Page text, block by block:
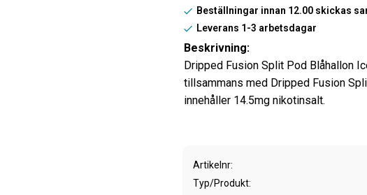
Beställningar innan 12.00 skickas
Leverans 1-3 arbetsdagar
Artikelnr
Typ/Produkt
Beskrivning:
Dripped Fusion Split Pod Blåhallon
tillsammans med Dripped Fusion
innehåller 14.5mg nikotinsalt.